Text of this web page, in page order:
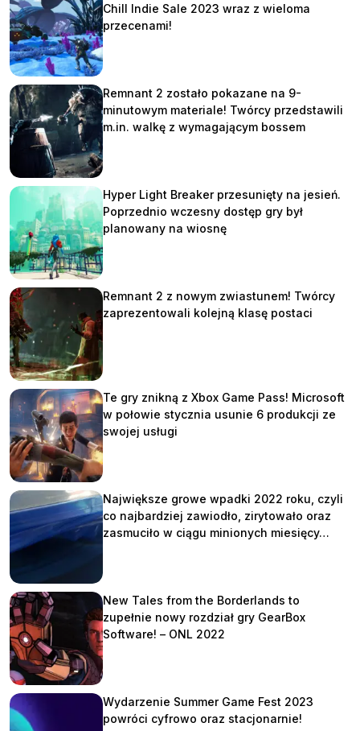
Chill Indie Sale 2023 wraz z wieloma
przecenami!
Remnant 2 zostało pokazane na 9-
minutowym materiale! Twórcy przedstawili
m.in. walkę z wymagającym bossem
Hyper Light Breaker przesunięty na jesień.
Poprzednio wczesny dostęp gry był
planowany na wiosnę
Remnant 2 z nowym zwiastunem! Twórcy
zaprezentowali kolejną klasę postaci
Te gry znikną z Xbox Game Pass! Microsoft
w połowie stycznia usunie 6 produkcji ze
swojej usługi
Największe growe wpadki 2022 roku, czyli
co najbardziej zawiodło, zirytowało oraz
zasmuciło w ciągu minionych miesięcy…
New Tales from the Borderlands to
zupełnie nowy rozdział gry GearBox
Software! – ONL 2022
Wydarzenie Summer Game Fest 2023
powróci cyfrowo oraz stacjonarnie!